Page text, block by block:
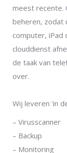
meest recente.
beheren, zodat
computer, iPad
clouddienst
de taak van
over.
Wij leveren ‘in
– Virusscanner
– Backup
– Monitoring